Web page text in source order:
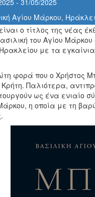
- 31/05/2025
Αγίου Μάρκου,
ο τίτλος της νέας
του Αγίου
με τα
φορά που ο Χρήστος
Παλιότερα,
ως ένα ενιαίο
η οποία με τη